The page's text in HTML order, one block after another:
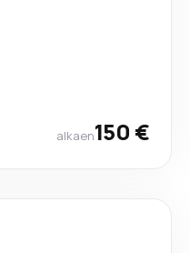
alkaen150 €